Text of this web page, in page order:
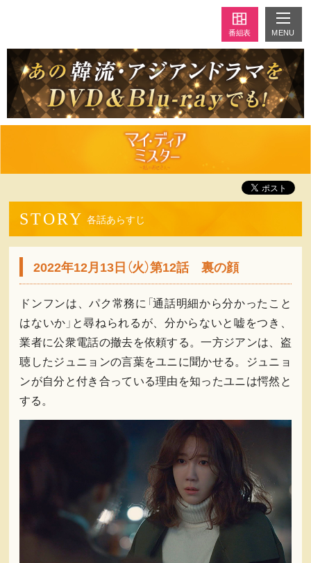
番組表 MENU
STORY 各話あらすじ
2022年12月13日（火）第12話 裏の顔
ドンフンは、パク常務に「通話明細から分かったこと
はないか」と尋ねられるが、分からないと嘘をつき、
業者に公衆電話の撤去を依頼する。一方ジアンは、盗
聴したジュニョンの言葉をユニに聞かせる。ジュニョ
ンが自分と付き合っている理由を知ったユニは愕然と
する。